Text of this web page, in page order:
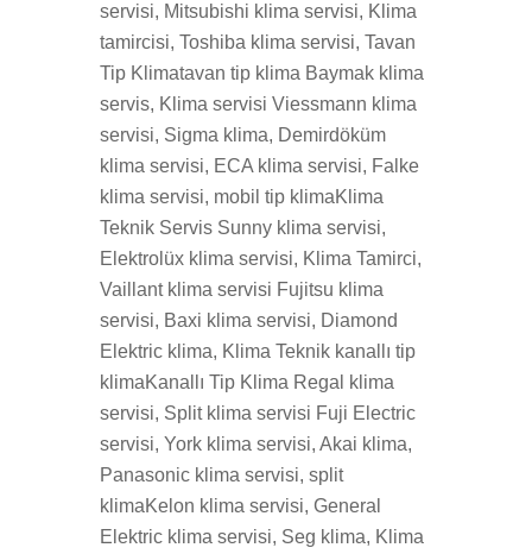
servisi, Mitsubishi klima servisi, Klima
tamircisi, Toshiba klima servisi, Tavan
Tip Klimatavan tip klima Baymak klima
servis, Klima servisi Viessmann klima
servisi, Sigma klima, Demirdöküm
klima servisi, ECA klima servisi, Falke
klima servisi, mobil tip klimaKlima
Teknik Servis Sunny klima servisi,
Elektrolüx klima servisi, Klima Tamirci,
Vaillant klima servisi Fujitsu klima
servisi, Baxi klima servisi, Diamond
Elektric klima, Klima Teknik kanallı tip
klimaKanallı Tip Klima Regal klima
servisi, Split klima servisi Fuji Electric
servisi, York klima servisi, Akai klima,
Panasonic klima servisi, split
klimaKelon klima servisi, General
Elektric klima servisi, Seg klima, Klima